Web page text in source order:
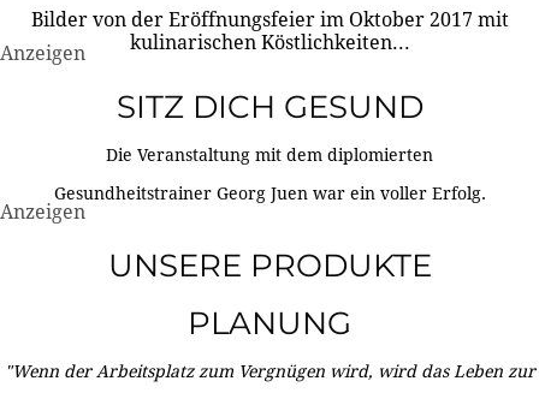
Bilder von der Eröffnungsfeier im Oktober 2017 mit
kulinarischen Köstlichkeiten...
Anzeigen
SITZ DICH GESUND
Die Veranstaltung mit dem diplomierten
Gesundheitstrainer Georg Juen war ein voller Erfolg.
Anzeigen
UNSERE PRODUKTE
PLANUNG
"Wenn der Arbeitsplatz zum Vergnügen wird, wird das Leben zur